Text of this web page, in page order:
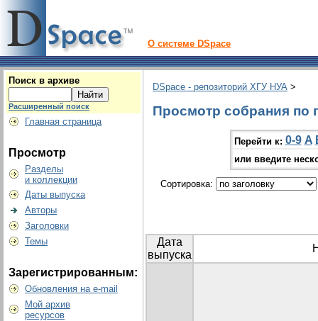
О системе DSpace
Поиск в архиве
Расширенный поиск
Главная страница
Просмотр
Разделы
и коллекции
Даты выпуска
Авторы
Заголовки
Темы
Зарегистрированным:
Обновления на e-mail
Мой архив
ресурсов
DSpace - репозиторий ХГУ НУА >
Просмотр собрания по
Перейти к: 0-9 A
или введите
Сортировка:
Дата
выпуска